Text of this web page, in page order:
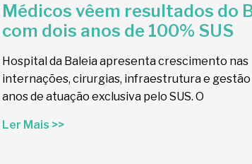
Médicos vêem resultados do
com dois anos de 100% SUS
Hospital da Baleia apresenta crescimento nas
internações, cirurgias, infraestrutura e gestão
anos de atuação exclusiva pelo SUS. O
Ler Mais >>